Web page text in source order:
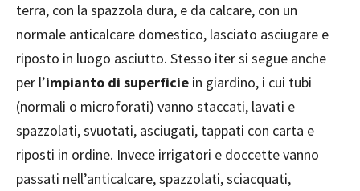
terra, con la spazzola dura, e da calcare, con un
normale anticalcare domestico, lasciato asciugare e
riposto in luogo asciutto. Stesso iter si segue anche
per l’impianto di superficie in giardino, i cui tubi
(normali o microforati) vanno staccati, lavati e
spazzolati, svuotati, asciugati, tappati con carta e
riposti in ordine. Invece irrigatori e doccette vanno
passati nell’anticalcare, spazzolati, sciacquati,